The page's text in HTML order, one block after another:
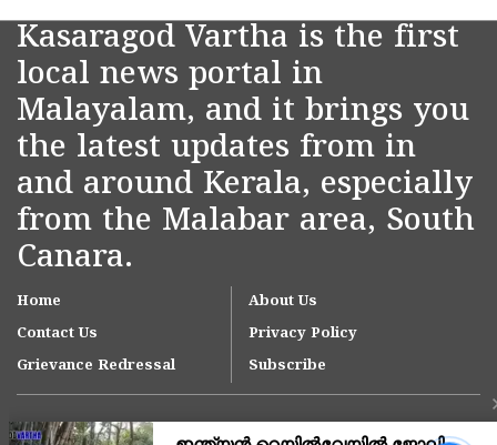
Kasaragod Vartha is the first
local news portal in
Malayalam, and it brings you
the latest updates from in
and around Kerala, especially
from the Malabar area, South
Canara.
Home
About Us
Contact Us
Privacy Policy
Grievance Redressal
Subscribe